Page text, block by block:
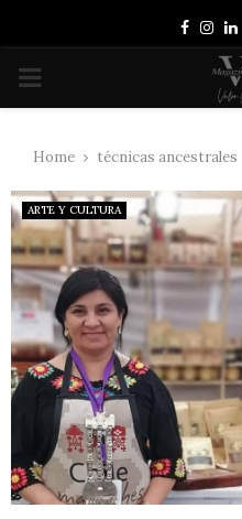
PRIMARY
Home técnicas ancestrales
ARTE Y CULTURA